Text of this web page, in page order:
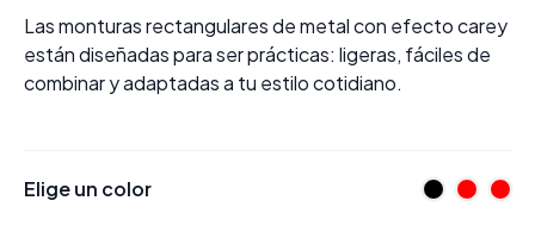
Las monturas rectangulares de metal con efecto carey
están diseñadas para ser prácticas: ligeras, fáciles de
combinar y adaptadas a tu estilo cotidiano.
Elige un color